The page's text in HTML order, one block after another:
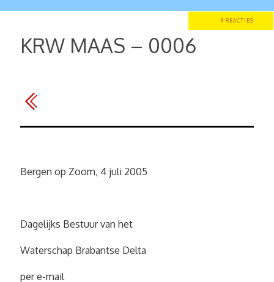
9 REACTIES
KRW MAAS – 0006
Bergen op Zoom, 4 juli 2005
Dagelijks Bestuur van het
Waterschap Brabantse Delta
per e-mail